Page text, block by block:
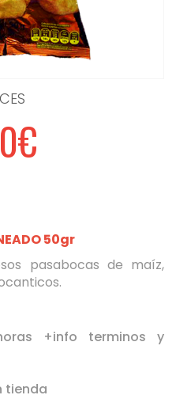
50gr
pasabocas de maíz,
+info terminos y
tienda